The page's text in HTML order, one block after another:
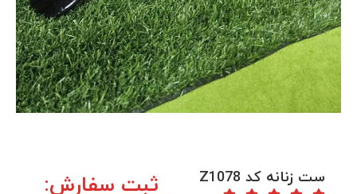
ست زنانه کد Z1078 ثبت سفارش: